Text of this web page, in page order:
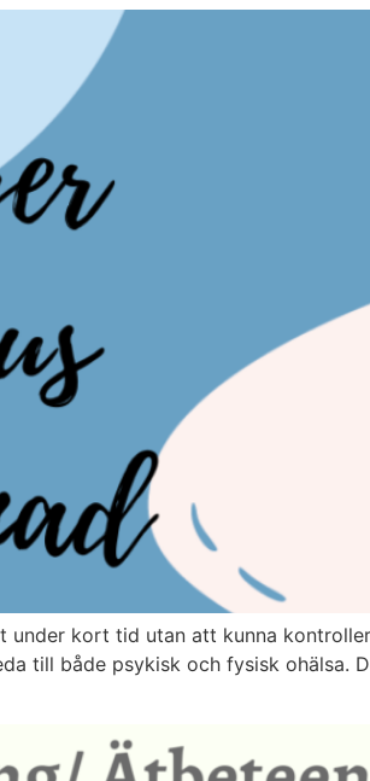
kort tid utan att kunna
till både psykisk och fysisk ohälsa.